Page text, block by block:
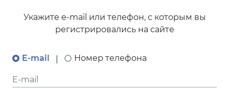
Укажите e-mail или телефон, с которым вы
регистрировались на сайте
E-mail Номер телефона